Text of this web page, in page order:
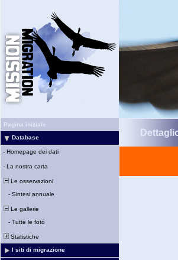
Pagina iniziale
Database
- Homepage dei dati
- La nostra carta
Le osservazioni
- Sintesi annuale
Le gallerie
- Tutte le foto
Statistiche
I siti di migrazione